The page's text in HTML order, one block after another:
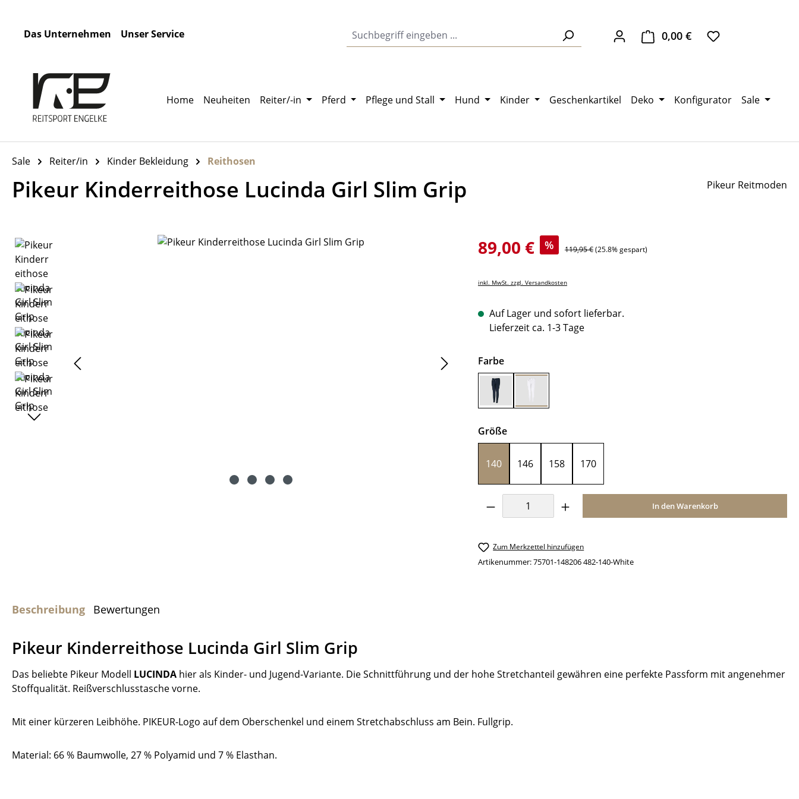
Das Unternehmen
Unser Service 0,00 €Warenkorb enthält 0
Home Neuheiten Reiter/-in Pferd Pflege und Stall Hund Kinder Geschenkartikel Deko Konfigurator Sale
Sale Reiter/in Kinder Bekleidung Reithosen
Pikeur Kinderreithose Lucinda Girl Slim Grip Pikeur Reitmoden
Bildergalerie überspringen Verkaufspreis:
89,00 € % Regulärer Preis:
119,95 €(25.8% gespart)
inkl. MwSt. zzgl. Versandkosten
Auf Lager und sofort lieferbar.
Lieferzeit ca. 1-3 Tage
Farbeauswählen
Navy
Größeauswählen
140 146 158 170
Produkt Anzahl: Gib den gewünschten Wert
In den Warenkorb
Zum Merkzettel hinzufügen
Artikenummer:75701-148206 482-140-White
Beschreibung Bewertungen
Pikeur Kinderreithose Lucinda Girl Slim Grip
Das beliebte Pikeur Modell LUCINDA hier als Kinder- und Jugend-Variante. Die Schnittführung und der hohe Stretchanteil gewähren eine perfekte Passform mit angenehmer
Stoffqualität. Reißverschlusstasche vorne.
Mit einer kürzeren Leibhöhe. PIKEUR-Logo auf dem Oberschenkel und einem Stretchabschluss am Bein. Fullgrip.
Material: 66 % Baumwolle, 27 % Polyamid und 7 % Elasthan.